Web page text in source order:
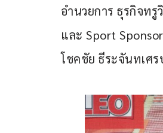
อำนวยการ ธุรกิจท
และ Sport
โชคชัย ธีระจันทเศ